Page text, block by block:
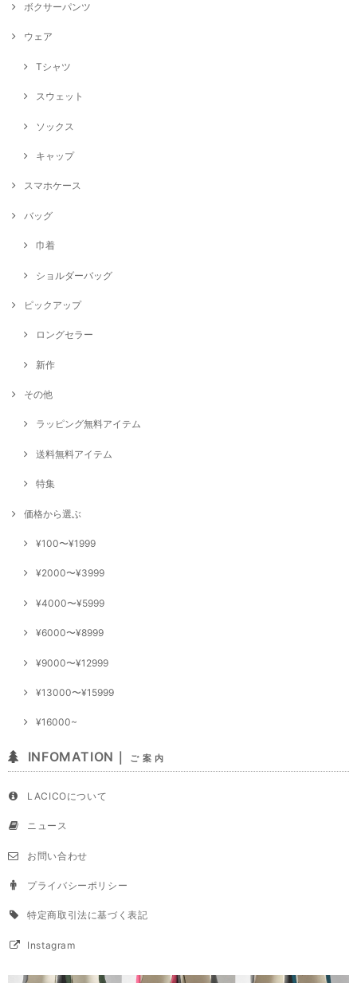
ボクサーパンツ
ウェア
Tシャツ
スウェット
ソックス
キャップ
スマホケース
バッグ
巾着
ショルダーバッグ
ピックアップ
ロングセラー
新作
その他
ラッピング無料アイテム
送料無料アイテム
特集
価格から選ぶ
¥100〜¥1999
¥2000〜¥3999
¥4000〜¥5999
¥6000〜¥8999
¥9000〜¥12999
¥13000〜¥15999
¥16000~
INFOMATION｜ ご 案 内
LACICOについて
ニュース
お問い合わせ
プライバシーポリシー
特定商取引法に基づく表記
Instagram